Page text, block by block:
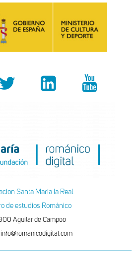
Santa Maria la Real
de estudios Románico
Aguilar de Campoo